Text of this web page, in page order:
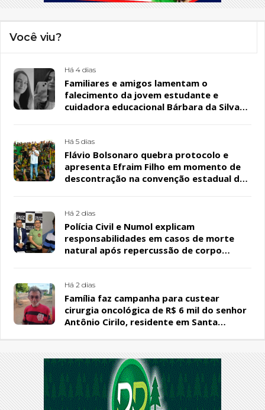
Você viu?
Há 4 dias
Familiares e amigos lamentam o
falecimento da jovem estudante e
cuidadora educacional Bárbara da Silva
Há 5 dias
Flávio Bolsonaro quebra protocolo e
apresenta Efraim Filho em momento de
descontração na convenção estadual do
Há 2 dias
Polícia Civil e Numol explicam
responsabilidades em casos de morte
natural após repercussão de corpo
Há 2 dias
Família faz campanha para custear
cirurgia oncológica de R$ 6 mil do senhor
Antônio Cirilo, residente em Santa